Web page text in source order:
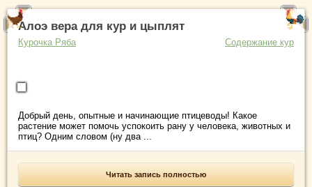
Алоэ вера для кур и цыплят
Курочка Ряба Содержание кур
Добрый день, опытные и начинающие птицеводы! Какое
растение может помочь успокоить рану у человека, животных и
птиц? Одним словом (ну два ...
Читать запись полностью